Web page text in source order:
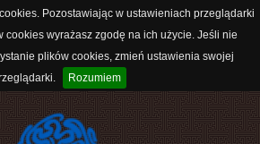
Pozostawiając w ustawieniach przeglądarki
cookies wyrażasz zgodę na ich użycie. Jeśli nie
plików cookies, zmień ustawienia swojej
Rozumiem